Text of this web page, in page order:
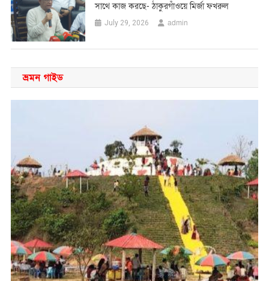
সাথে কাজ করছে- ঠাকুরগাঁওয়ে মির্জা ফখরুল
July 29, 2026 admin
ভ্রমন গাইড